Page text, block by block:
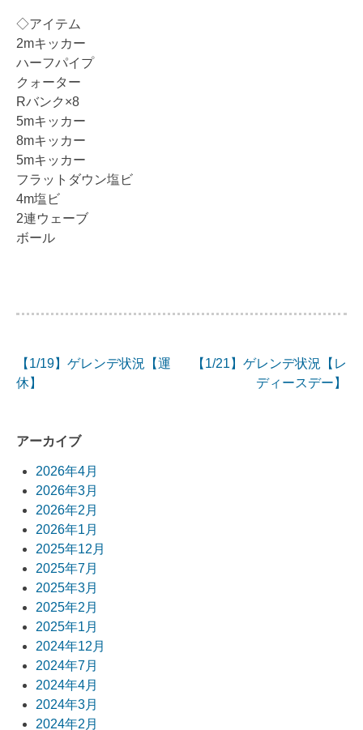
◇アイテム
2mキッカー
ハーフパイプ
クォーター
Rバンク×8
5mキッカー
8mキッカー
5mキッカー
フラットダウン塩ビ
4m塩ビ
2連ウェーブ
ボール
投
ナ
ビ
ゲ
ー
シ
ョ
ン
【1/19】ゲレンデ状況【運
休】
【1/21】ゲレンデ状況【レ
ディースデー】
アーカイブ
2026年4月
2026年3月
2026年2月
2026年1月
2025年12月
2025年7月
2025年3月
2025年2月
2025年1月
2024年12月
2024年7月
2024年4月
2024年3月
2024年2月